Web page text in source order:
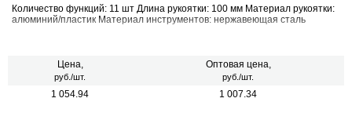
Количество функций: 11 шт Длина рукоятки: 100 мм Материал рукоятки:
алюминий/пластик Материал инструментов: нержавеющая сталь
Цена,
руб./шт.
Оптовая цена,
руб./шт.
1 054.94 1 007.34